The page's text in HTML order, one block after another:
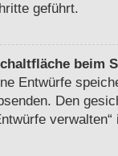
geführt.
beim
Entwürfe
Den